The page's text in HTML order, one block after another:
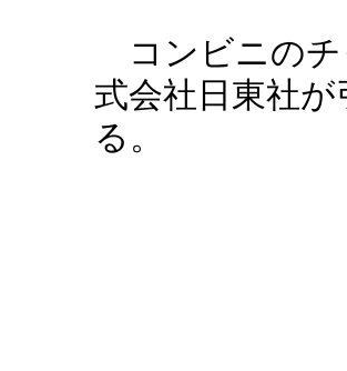
コンビニのチ
式会社日東社
る。